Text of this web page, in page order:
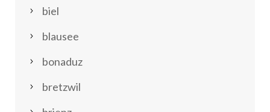
biel
blausee
bonaduz
bretzwil